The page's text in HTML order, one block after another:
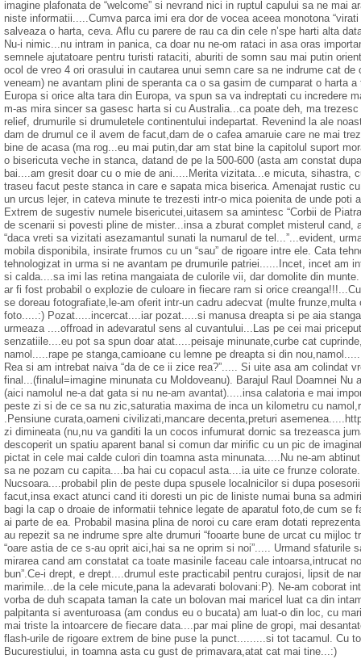
imagine plafonata de “welcome” si nevrand nici in ruptul capului sa ne
niste informatii.....Cumva parca imi era dor de vocea aceea monotona
salveaza o harta, ceva. Aflu cu parere de rau ca din cele n’spe harti alta
Nu-i nimic...nu intram in panica, ca doar nu ne-om rataci in asa oras
semnele ajutatoare pentru turisti rataciti, aburiti de somn sau mai putin
ocol de vreo 4 ori orasului in cautarea unui semn care sa ne indrume cat
veneam) ne avantam plini de speranta ca o sa gasim de cumparat o harta
Europa si orice alta tara din Europa, va spun sa va indreptati cu incredere
m-as mira sincer sa gasesc harta si cu Australia...ca poate deh, ma
relief, drumurile si drumuletele continentului indepartat. Revenind la ale
dam de drumul ce il avem de facut,dam de o cafea amaruie care ne mai
bine de acasa (ma rog...eu mai putin,dar am stat bine la capitolul suport
o bisericuta veche in stanca, datand de pe la 500-600 (asta am constat
bai....am gresit doar cu o mie de ani.....Merita vizitata...e micuta, sihastra,
traseu facut peste stanca in care e sapata mica biserica. Amenajat rustic
un urcus lejer, in cateva minute te trezesti intr-o mica poienita de unde
Extrem de sugestiv numele bisericutei,uitasem sa amintesc “Corbii de
de scenarii si povesti pline de mister...insa a zburat complet misterul
“daca vreti sa vizitati asezamantul sunati la numarul de tel...”...evident,
mobila disponibila, insirate frumos cu un “sau” de rigoare intre ele. Cata
tehnologizat in urma si ne avantam pe drumurile patriei......Incet, incet am
si calda....sa imi las retina mangaiata de culorile vii, dar domolite din
ar fi fost probabil o explozie de culoare in fiecare ram si orice
se doreau fotografiate,le-am oferit intr-un cadru adecvat (multe
foto.....:) Pozat.....incercat....iar pozat.....si manusa dreapta si pe aia
urmeaza ....offroad in adevaratul sens al cuvantului...Las pe cei mai
senzatiile....eu pot sa spun doar atat.....peisaje minunate,curbe cat
namol.....rape pe stanga,camioane cu lemne pe dreapta si din
Rea si am intrebat naiva “da de ce ii zice rea?”..... Si uite asa am colindat
final...(finalul=imagine minunata cu Moldoveanu). Barajul Raul Doamnei
(aici namolul ne-a dat gata si nu ne-am avantat).....insa calatoria e mai
peste zi si de ce sa nu zic,saturatia maxima de inca un kilometru cu
.Pensiune curata,oameni civilizati,mancare decenta,preturi
zi dimineata (nu,nu va ganditi la un cocos infumurat dornic sa trezeasca
descoperit un spatiu aparent banal si comun dar mirific cu un pic de
pictat in cele mai calde culori din toamna asta minunata.....Nu ne-am
sa ne pozam cu capita....ba hai cu copacul asta....ia uite ce frunze
Nucsoara....probabil plin de peste dupa spusele localnicilor si dupa
facut,insa exact atunci cand iti doresti un pic de liniste numai buna sa
bagi la cap o droaie de informatii tehnice legate de aparatul foto,de cum
ai parte de ea. Probabil masina plina de noroi cu care eram dotati
au repezit sa ne indrume spre alte drumuri “fooarte bune de urcat cu
“oare astia de ce s-au oprit aici,hai sa ne oprim si noi”..... Urmand sfaturile
mirarea cand am constatat ca toate masinile faceau cale intoarsa,intrucat
bun”.Ce-i drept, e drept....drumul este practicabil pentru curajosi, lipsit de
marimile...de la cele micute,pana la adevarati bolovani:P). Ne-am coborat
vorba de duh scapata taman la cate un bolovan mai maricel luat ca din
palpitanta si aventuroasa (am condus eu o bucata) am luat-o din loc, cu
mai triste la intoarcere de fiecare data....par mai pline de gropi, mai
flash-urile de rigoare extrem de bine puse la punct.........si tot tacamul. Cu
Bucurestiului, in toamna asta cu gust de primavara,atat cat mai tine...:)